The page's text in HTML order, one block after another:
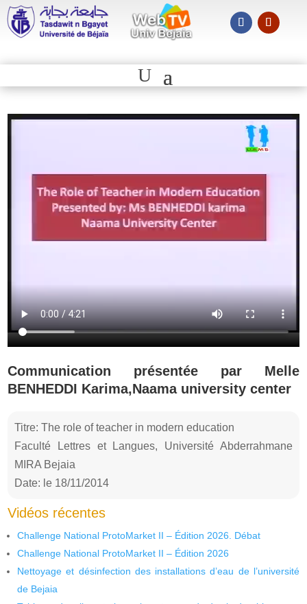
Communication présentée par Melle
BENHEDDI Karima,Naama university center
Titre: The role of teacher in modern education
Faculté Lettres et Langues, Université Abderrahmane
MIRA Bejaia
Date: le 18/11/2014
Vidéos récentes
Challenge National ProtoMarket II – Édition 2026. Débat
Challenge National ProtoMarket II – Édition 2026
Nettoyage et désinfection des installations d’eau de l’université
de Bejaia